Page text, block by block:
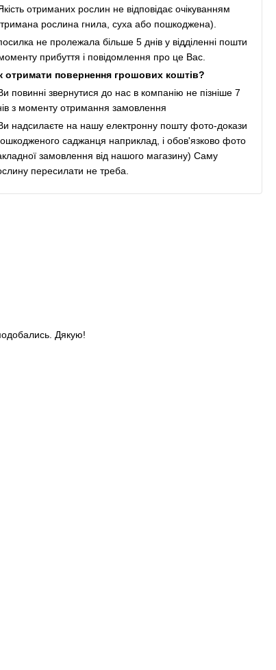
отриманих рослин не відповідає очікуванням
рослина гнила, суха або пошкоджена).
не пролежала більше 5 днів у відділенні пошти
прибуття і повідомлення про це Вас.
отримати повернення грошових коштів?
повинні звернутися до нас в компанію не пізніше 7
з моменту отримання замовлення
надсилаєте на нашу електронну пошту фото-докази
саджанця наприклад, і обов'язково фото
замовлення від нашого магазину) Саму
пересилати не треба.
Дякую!